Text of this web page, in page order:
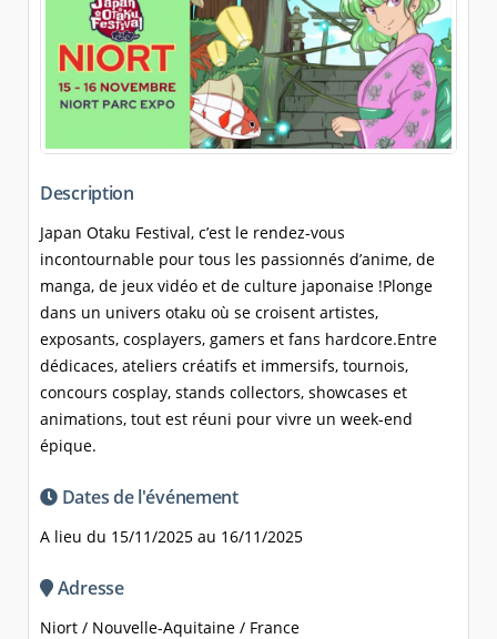
Description
Japan Otaku Festival, c’est le rendez-vous
incontournable pour tous les passionnés d’anime, de
manga, de jeux vidéo et de culture japonaise !Plonge
dans un univers otaku où se croisent artistes,
exposants, cosplayers, gamers et fans hardcore.Entre
dédicaces, ateliers créatifs et immersifs, tournois,
concours cosplay, stands collectors, showcases et
animations, tout est réuni pour vivre un week-end
épique.
Dates de l'événement
A lieu du 15/11/2025 au 16/11/2025
Adresse
Niort / Nouvelle-Aquitaine / France